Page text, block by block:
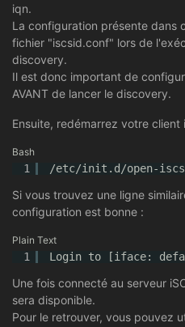
iqn.
La configuration présente dans
fichier "iscsid.conf" lors de
discovery.
Il est donc important de
AVANT de lancer le discovery.
Ensuite, redémarrez votre client
Bash
1 /etc/init .d /open-
Si vous trouvez une ligne
configuration est bonne :
Plain Text
1 Login to [iface:
Une fois connecté au serveur
sera disponible.
Pour le retrouver, vous pouvez